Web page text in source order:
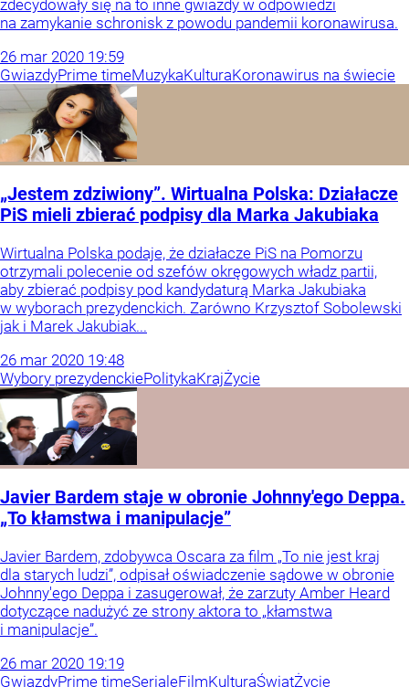
zdecydowały się na to inne gwiazdy w odpowiedzi
na zamykanie schronisk z powodu pandemii koronawirusa.
26 mar 2020 19:59
GwiazdyPrime timeMuzykaKulturaKoronawirus na świecie
„Jestem zdziwiony”. Wirtualna Polska: Działacze
PiS mieli zbierać podpisy dla Marka Jakubiaka
Wirtualna Polska podaje, że działacze PiS na Pomorzu
otrzymali polecenie od szefów okręgowych władz partii,
aby zbierać podpisy pod kandydaturą Marka Jakubiaka
w wyborach prezydenckich. Zarówno Krzysztof Sobolewski
jak i Marek Jakubiak...
26 mar 2020 19:48
Wybory prezydenckiePolitykaKrajŻycie
Javier Bardem staje w obronie Johnny'ego Deppa.
„To kłamstwa i manipulacje”
Javier Bardem, zdobywca Oscara za film „To nie jest kraj
dla starych ludzi”, odpisał oświadczenie sądowe w obronie
Johnny'ego Deppa i zasugerował, że zarzuty Amber Heard
dotyczące nadużyć ze strony aktora to „kłamstwa
i manipulacje”.
26 mar 2020 19:19
GwiazdyPrime timeSerialeFilmKulturaŚwiatŻycie